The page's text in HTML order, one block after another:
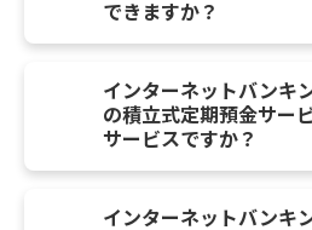
できますか？
インターネットバンキ
の積立式定期預金サー
サービスですか？
インターネットバンキ